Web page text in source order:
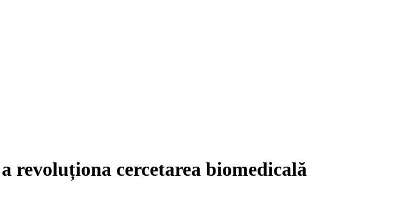
revoluționa cercetarea biomedicală